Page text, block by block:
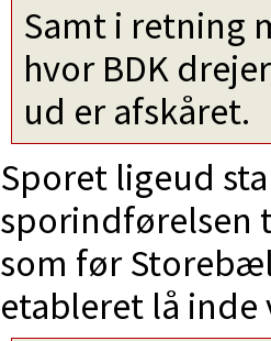
Samt i retning
hvor BDK
ud er afskåret.
Sporet ligeud
sporindførelsen
som før
etableret lå inde